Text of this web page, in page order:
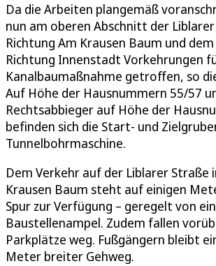
Da die Arbeiten plangemäß
nun am oberen Abschnitt der
Richtung Am Krausen Baum und
Richtung Innenstadt Vorkehrungen
Kanalbaumaßnahme getroffen, so
Auf Höhe der Hausnummern 55/57
Rechtsabbieger auf Höhe der
befinden sich die Start- und
Tunnelbohrmaschine.
Dem Verkehr auf der Liblarer Straße
Krausen Baum steht auf einigen
Spur zur Verfügung – geregelt von
Baustellenampel. Zudem fallen
Parkplätze weg. Fußgängern bleibt
Meter breiter Gehweg.